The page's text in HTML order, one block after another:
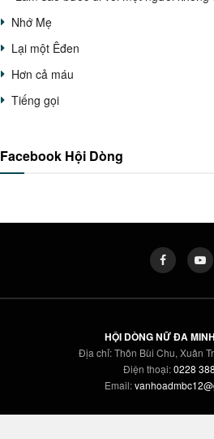
Nhớ Mẹ
Lại một Êđen
Hơn cả máu
Tiếng gọi
Facebook Hội Dòng
HỘI DÒNG NỮ ĐA
Địa chỉ: Thôn Bùi Chu, Xuân
Điện thoại:0228
Email: